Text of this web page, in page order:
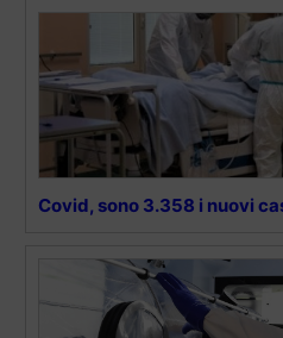
Covid, sono 3.358 i nuovi